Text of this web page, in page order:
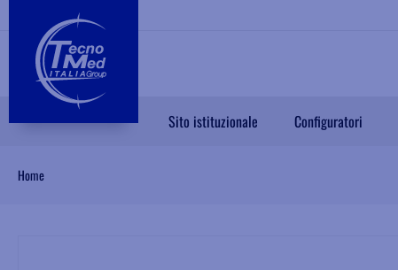
Sito istituzionale Configuratori
Home